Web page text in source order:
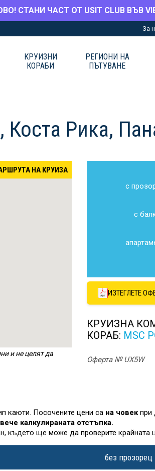
СТАНИ ЧАСТ ОТ USIT CLUB ВЪВ
За
КРУИЗНИ
КОРАБИ
РЕГИОНИ НА
ПЪТУВАНЕ
Рика,
НА КРУИЗА
и не целят да
с
с
ИЗТЕГЛЕТЕ
КРУИЗНА
КОРАБ: MSC
Оферта № UX5W
каюти. Посочените цени са на човекпри
калкулираната отстъпка.
където ще може да проверите крайната
без прозорец